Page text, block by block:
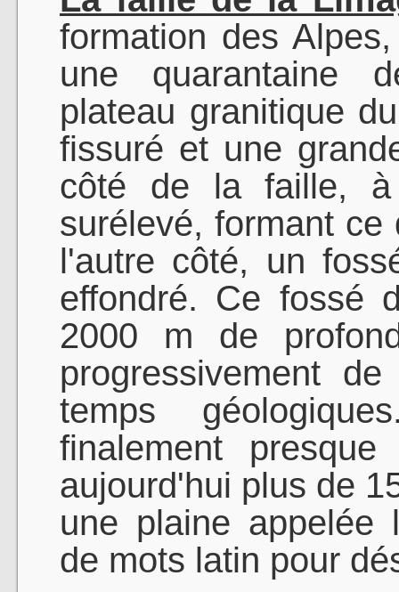
formation des
une quarantaine
plateau granitique
fissuré et une
côté de la faille, à
surélevé, formant
l'autre côté, un
effondré. Ce fossé
2000 m de
progressivement
temps
finalement
aujourd'hui plus de
une plaine appelée
de mots latin pour